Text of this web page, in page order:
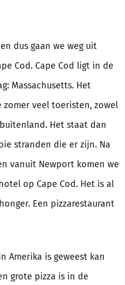
dus gaan we weg uit
Cod. Cape Cod ligt in de
Massachusetts. Het
veel toeristen, zowel
Het staat dan
stranden die er zijn. Na
vanuit Newport komen we
op Cape Cod. Het is al
Een pizzarestaurant
Amerika is geweest kan
grote pizza is in de